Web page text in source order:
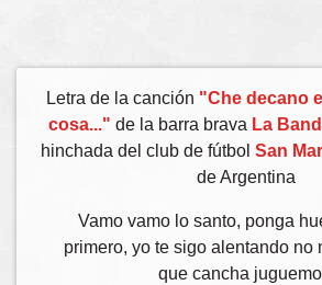
Letra de la canción "Che decano
cosa..." de la barra brava La
hinchada del club de fútbol San
de Argentina
Vamo vamo lo santo, ponga
primero, yo te sigo alentando no
que cancha